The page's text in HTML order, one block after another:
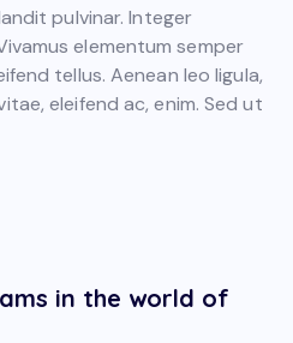
pulvinar. Integer
elementum semper
tellus. Aenean leo ligula,
eleifend ac, enim. Sed ut
in the world of